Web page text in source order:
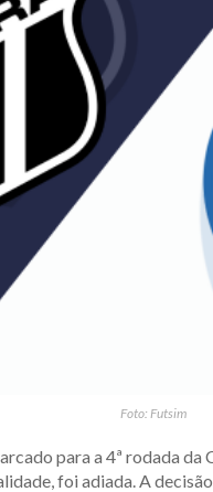
Foto: Futsim
para a 4ª rodada
foi adiada. A